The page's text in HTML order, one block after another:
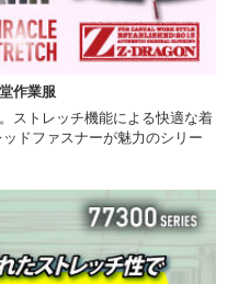
作業服
ストレッチ機能による快適な着
ドファスナーが魅力のシリー